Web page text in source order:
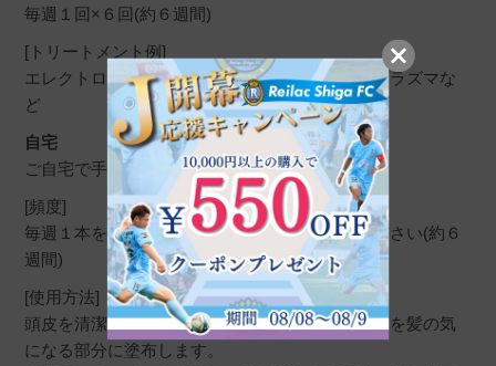
毎週１回×６回(約６週間)
[トリートメント例]
エレクトロポレーション、マイクロニードル、プラズマな
ど
自宅
ご自宅で手軽にヘアケアができます。
[頻度]
毎週１本を２～３回にわけて、計６回ご使用ください(約６
週間)
[使用方法]
頭皮を清潔にし、アドバンスド・ヘア・システムを髪の気
になる部分に塗布します。